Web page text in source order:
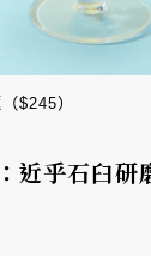
$245）
近乎石臼研